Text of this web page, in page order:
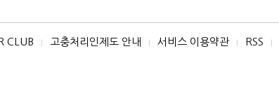
CLUB I 고충처리인제도 안내 I 서비스 이용약관 I RSS I